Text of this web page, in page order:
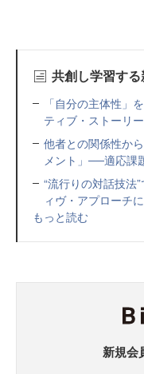
共創し学習す
「自分の主体性」
ティブ・ストーリ
他者との関係性か
メント」──適応課
“流行りの対話技法
ィヴ・アプローチ
もっと読む
新規会